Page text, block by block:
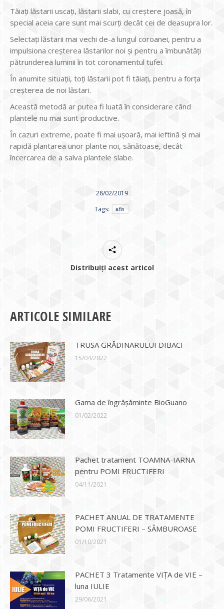
Tăiați lăstarii uscați, lăstarii slabi, cu creștere joasă, în
special aceia care sunt mai scurți decât cei de deasupra lor.
Selectați lăstarii mai vechi de-a lungul coroanei, pentru a
impulsiona creșterea lăstarilor noi și pentru a îmbunătăți
pătrunderea luminii în tot coronamentul tufei.
În anumite situații, toți lăstarii pot fi tăiați, pentru a forța
creșterea de noi lăstari.
Această metodă ar putea fi luată în considerare când
plantele nu mai sunt productive.
În cazuri extreme, poate fi mai ușoară, mai ieftină și mai
rapidă plantarea unor plante noi, sănătoase, decât
încercarea de a salva plantele slabe.
28/02/2019
Tags:
afin
Distribuiți acest articol
ARTICOLE SIMILARE
TRUSA GRĂDINARULUI DIBACI
15/04/2022
Gama de îngrășăminte BioGuano
01/02/2022
Pachet tratament TOAMNA-IARNA
pentru POMI FRUCTIFERI
04/11/2021
PACHET ANUAL DE TRATAMENTE
POMI FRUCTIFERI – SÂMBUROASE
01/10/2021
PACHET 3 Tratamente VIȚA de VIE –
luna IULIE
29/06/2021